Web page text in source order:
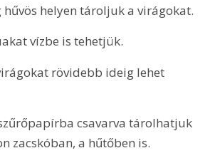
hűvös helyen tároljuk a virágokat.
vízbe is tehetjük.
rövidebb ideig lehet
csavarva tárolhatjuk
zacskóban, a hűtőben is.